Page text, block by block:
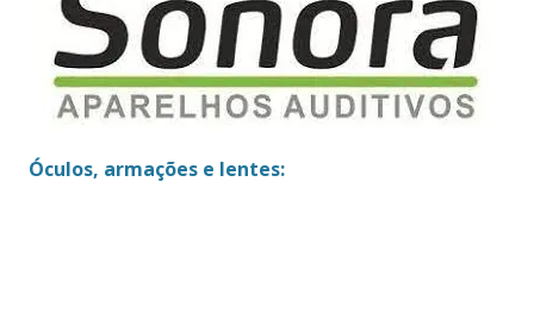
Óculos, armações e lentes: